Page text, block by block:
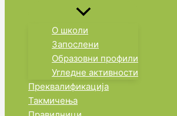
О школи
Запослени
Образовни профили
Угледне активности
Преквалификација
Такмичења